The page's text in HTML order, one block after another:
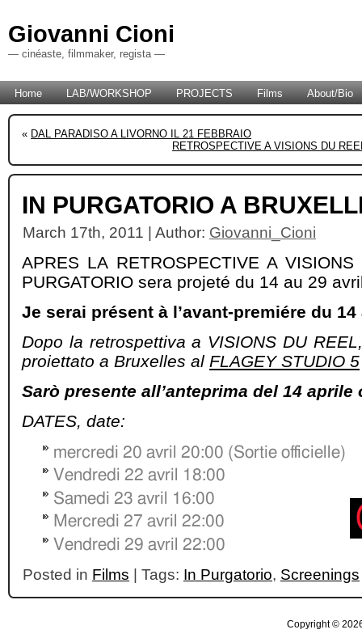
Giovanni Cioni
— cinéaste, filmmaker, regista —
Home LAB/WORKSHOP PROJECTS Films About/Bio
« DAL PARADISO A LIVORNO IL 21 FEBBRAIO
RETROSPECTIVE A VISIONS DU
IN PURGATORIO A
March 17th, 2011 | Author: Giovanni_Cioni
APRES LA RETROSPECTIVE A
PURGATORIO sera projeté du 14 au 29
Je serai présent à l’avant-premiére du
Dopo la retrospettiva a VISIONS DU
proiettato a Bruxelles al FLAGEY STUDIO 5
Sarò presente all’anteprima del 14 aprile
DATES, date:
mercredi 20 avril 20:00 (Sortie officielle)
Vendredi 22 avril 18:00
Samedi 23 avril 16:00
Mercredi 27 avril 22:00
Vendredi 29 avril 22:00
Posted in Films | Tags: In Purgatorio, Screenings
Copyright ©